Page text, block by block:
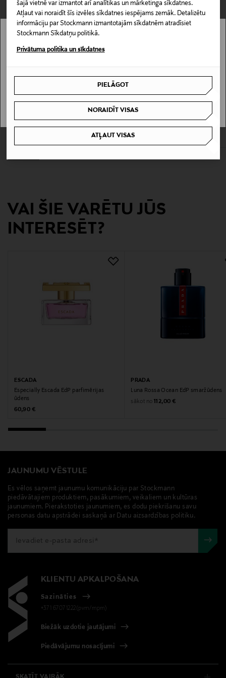
šajā vietnē var izmantot arī analītikas un mārketinga sīkdatnes.
Atļaut vai noraidīt šīs izvēles sīkdatnes iespējams zemāk. Detalizētu
informāciju par Stockmann izmantotajām sīkdatnēm atradīsiet
Stockmann Sīkdatņu politikā.
Privātuma politika un sīkdatnes
PIELĀGOT
NORAIDĪT VISAS
ATĻAUT VISAS
Ražotāja daļas numurs
99350154675
Ražotājs
Ražotāja adrese
Holy-Allee 3, 72555 Metzingen, Germany
PREČU ATGRIEŠANAS POLITIKA
Million Gold for Her EdP smaržūdens,
30 ml
BOSS
The Scent for Her Intense aromāts
VAI ŠIE VARĒTU JŪS
INTERESĒT?
ESCADA
Especially Escada EdP parfimērijas
ūdens
Original Price
60,90 €
PRADA
Luna Rossa Ocean EdP smaržūdens
sākot no Original Price
112,00 €
JAUNUMU VĒSTULE
Es vēlos saņemt jaunumu komunikāciju par Stockmann
piedāvātajiem produktiem, pasākumiem, veikaliem un kultūras
jaunumiem. Pierakstoties jaunumiem, es dodu piekrišanu savu
personas datu apstrādei saskaņā ar Datu aizsardzības politiku.
KLIENTU APKALPOŠANA
Sazināties
+371 67071222(pvm/mpm)
Biežāk uzdotie jautājumi
Piedāvājumu nosacījumi
Stockmann nav pieejams tavā valstī.